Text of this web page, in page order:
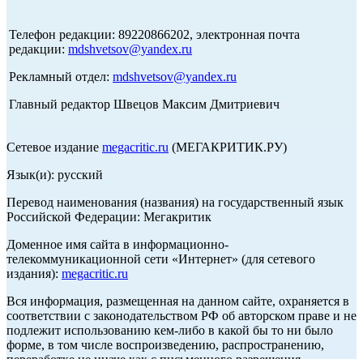
Телефон редакции: 89220866202, электронная почта
редакции: mdshvetsov@yandex.ru
Рекламный отдел: mdshvetsov@yandex.ru
Главный редактор Швецов Максим Дмитриевич
Сетевое издание megacritic.ru (МЕГАКРИТИК.РУ)
Язык(и): русский
Перевод наименования (названия) на государственный язык
Российской Федерации: Мегакритик
Доменное имя сайта в информационно-
телекоммуникационной сети «Интернет» (для сетевого
издания): megacritic.ru
Вся информация, размещенная на данном сайте, охраняется в
соответствии с законодательством РФ об авторском праве и не
подлежит использованию кем-либо в какой бы то ни было
форме, в том числе воспроизведению, распространению,